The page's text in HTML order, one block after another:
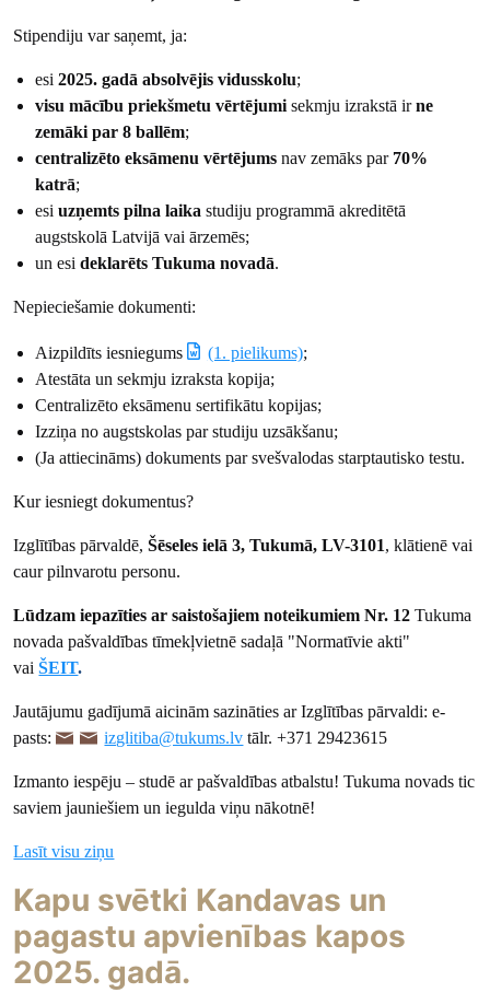
Stipendiju var saņemt, ja:
esi2025. gadā absolvējis vidusskolu;
visu mācību priekšmetu vērtējumi sekmju izrakstā irne
zemāki par 8 ballēm;
centralizēto eksāmenu vērtējums nav zemāks par 70%
katrā;
esiuzņemts pilna laika studiju programmā akreditētā
augstskolā Latvijā vai ārzemēs;
un esideklarēts Tukuma novadā.
Nepieciešamie dokumenti:
Aizpildīts iesniegums (1. pielikums);
Atestāta un sekmju izraksta kopija;
Centralizēto eksāmenu sertifikātu kopijas;
Izziņa no augstskolas par studiju uzsākšanu;
(Ja attiecināms) dokuments par svešvalodas starptautisko testu.
Kur iesniegt dokumentus?
Izglītības pārvaldē, Šēseles ielā 3, Tukumā, LV-3101, klātienē vai
caur pilnvarotu personu.
Lūdzam iepazīties ar saistošajiem noteikumiem Nr. 12 Tukuma
novada pašvaldības tīmekļvietnē sadaļā "Normatīvie akti"
vai ŠEIT.
Jautājumu gadījumā aicinām sazināties ar Izglītības pārvaldi: e-
pasts:
izglitiba@tukums.lv tālr. +371 29423615
Izmanto iespēju – studē ar pašvaldības atbalstu! Tukuma novads tic
saviem jauniešiem un iegulda viņu nākotnē!
Lasīt visu ziņu
Kapu svētki Kandavas un
pagastu apvienības kapos
2025. gadā.